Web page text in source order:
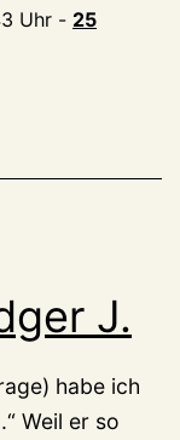
Uhr - 25
J.
habe ich
Weil er so